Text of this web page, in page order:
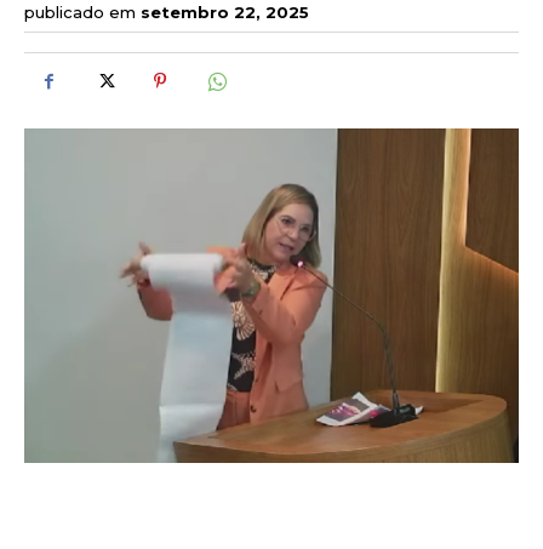
publicado em setembro 22, 2025